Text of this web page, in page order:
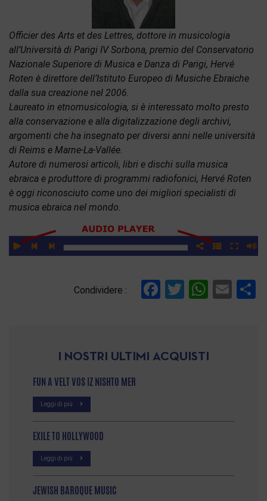
Officier des Arts et des Lettres, dottore in musicologia
all’Università di Parigi IV Sorbona, premio del Conservatorio
Nazionale Superiore di Musica e Danza di Parigi, Hervé
Roten è direttore dell’Istituto Europeo di Musiche Ebraiche
dalla sua creazione nel 2006.
Laureato in etnomusicologia, si è interessato molto presto
alla conservazione e alla digitalizzazione degli archivi,
argomenti che ha insegnato per diversi anni nelle università
di Reims e Marne-La-Vallée.
Autore di numerosi articoli, libri e dischi sulla musica
ebraica e produttore di programmi radiofonici, Hervé Roten
è oggi riconosciuto come uno dei migliori specialisti di
musica ebraica nel mondo.
Condividere : Facebook
Twitter
I NOSTRI ULTIMI ACQUISTI
FUN A VELT VOS IZ NISHTO MER
Leggi di più
EXILE TO HOLLYWOOD
Leggi di più
JEWISH BAROQUE MUSIC